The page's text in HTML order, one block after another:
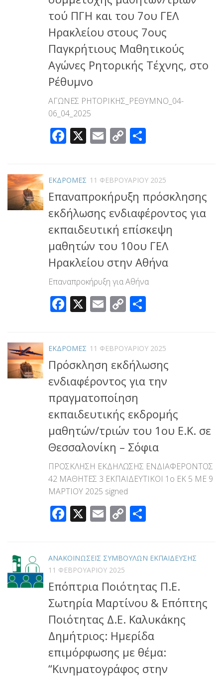
τού ΠΓΗ και του 7ου ΓΕΛ
Ηρακλείου στους 7ους
Παγκρήτιους Μαθητικούς
Αγώνες Ρητορικής Τέχνης, στο
Ρέθυμνο
ΑΓΩΝΕΣ ΡΗΤΟΡΙΚΗΣ_ΡΕΘΥΜΝΟ_04-
06_04_2025
Facebook
X Email
Copy
ΕΚΔΡΟΜΕΣ 11 ΦΕΒΡΟΥΑΡΊΟΥ 2025
Επαναπροκήρυξη πρόσκλησης
εκδήλωσης ενδιαφέροντος για
εκπαιδευτική επίσκεψη
μαθητών του 10ου ΓΕΛ
Ηρακλείου στην Αθήνα
Επαναπροκήρυξη για Αθήνα
Facebook
X Email
Copy
ΕΚΔΡΟΜΕΣ 11 ΦΕΒΡΟΥΑΡΊΟΥ 2025
Πρόσκληση εκδήλωσης
ενδιαφέροντος για την
πραγματοποίηση
εκπαιδευτικής εκδρομής
μαθητών/τριών του 1ου Ε.Κ. σε
Θεσσαλονίκη – Σόφια
ΠΡΟΣΚΛΗΣΗ ΕΚΔΗΛΩΣΗΣ ΕΝΔΙΑΦΕΡΟΝΤΟΣ
42 ΜΑΘΗΤΕΣ 3 ΕΚΠΑΙΔΕΥΤΙΚΟΙ 1ο ΕΚ 5 ΜΕ 9
ΜΑΡΤΙΟΥ 2025 signed
Facebook
X Email
Copy
ΑΝΑΚΟΙΝΩΣΕΙΣ ΣΥΜΒΟΥΛΩΝ ΕΚΠΑΙΔΕΥΣΗΣ
11 ΦΕΒΡΟΥΑΡΊΟΥ 2025
Επόπτρια Ποιότητας Π.Ε.
Σωτηρία Μαρτίνου & Επόπτης
Ποιότητας Δ.Ε. Καλυκάκης
Δημήτριος: Ημερίδα
επιμόρφωσης με θέμα:
“Κινηματογράφος στην